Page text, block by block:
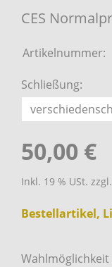
CES
Artikelnummer:
Schließung:
50,00 €
Inkl. 19 % USt. zzgl.
Bestellartikel,